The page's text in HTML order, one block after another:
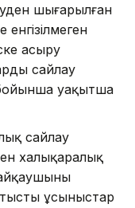
шығарылған
асыру
сайлау
уақытша
сайлау
халықаралық
ұсыныстар